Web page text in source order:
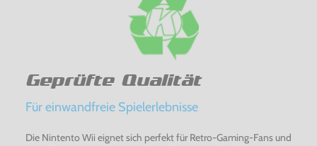
Geprüfte Qualität
Für einwandfreie Spielerlebnisse
Die Nintento Wii eignet sich perfekt für Retro-Gaming-Fans und